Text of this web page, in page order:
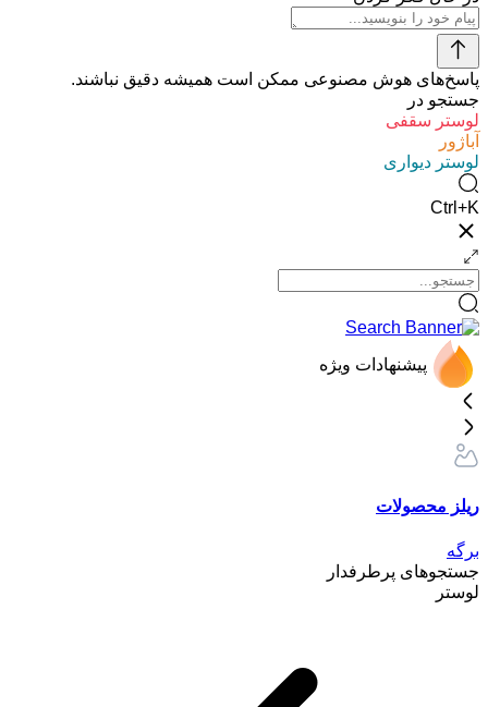
پاسخ‌های هوش مصنوعی ممکن است همیشه دقیق نباشند.
جستجو در
لوستر سقفی
آباژور
لوستر دیواری
Ctrl+K
پیشنهادات ویژه
ریلز محصولات
برگه
جستجوهای پرطرفدار
لوستر